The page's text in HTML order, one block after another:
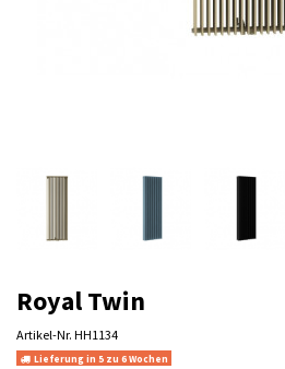
Royal Twin
Artikel-Nr. HH1134
Lieferung in 5 zu 6 Wochen